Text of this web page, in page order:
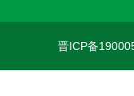
晋ICP备